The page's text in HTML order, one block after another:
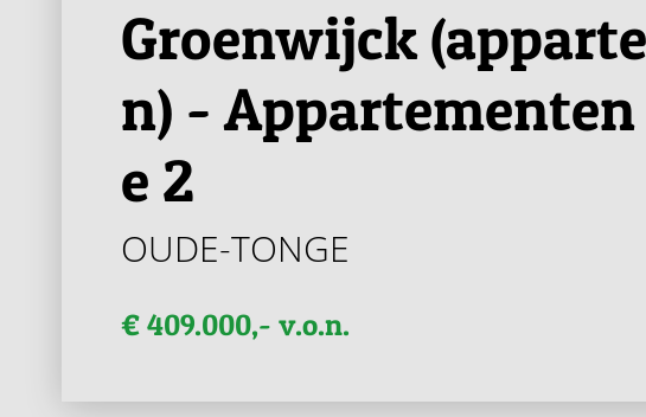
Groenwijck
n) -
e 2
OUDE-TONGE
€ 409.000,- v.o.n.